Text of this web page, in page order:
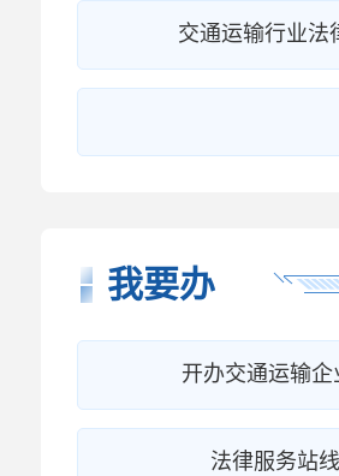
交通运输行业法
我要办
开办交通运输企
法律服务站